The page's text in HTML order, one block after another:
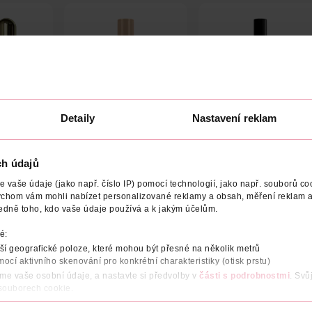
Detaily Nastavení reklam
údajů
vaše údaje (jako např. číslo IP) pomocí technologií, jako např. souborů
vám mohli nabízet personalizované reklamy a obsah, měření reklam
toho, kdo vaše údaje používá a k jakým účelům.
geografické poloze, které mohou být přesné na několik metrů
aktivního skenování pro konkrétní charakteristiky (otisk prstu)
vaše osobní údaje, a nastavte si předvolby v části s podrobnostmi .
cookie.
199 Kč
Korektor Perfect to
miss sporty 1 ks
129 Kč
Korektor Can't Stop
NYX Professional Makeup 1
329 Kč